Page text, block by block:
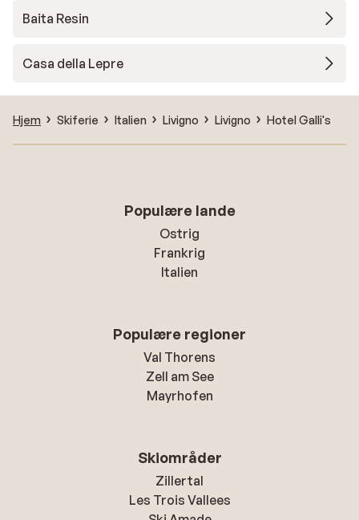
Baita Resin
Casa della Lepre
Hjem Skiferie Italien Livigno Livigno Hotel Galli's
Populære lande
Ostrig
Frankrig
Italien
Populære regioner
Val Thorens
Zell am See
Mayrhofen
Skiområder
Zillertal
Les Trois Vallees